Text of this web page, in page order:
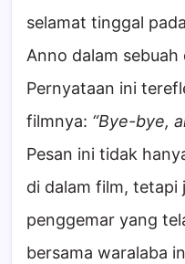
selamat tinggal
Anno dalam
Pernyataan ini
filmnya: “Bye-bye,
Pesan ini tidak
di dalam film, tetapi
penggemar yang
bersama waralaba